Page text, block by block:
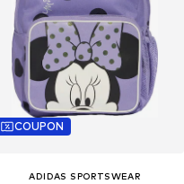
COUPON
ADIDAS SPORTSWEAR